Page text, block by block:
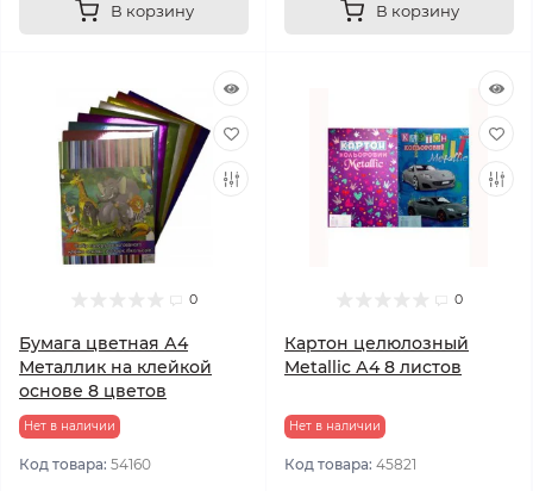
В корзину В корзину
0
Бумага цветная А4
Металлик на клейкой
основе 8 цветов
Нет в наличии
Код товара: 54160
0
Картон целюлозный
Metallic А4 8 листов
Нет в наличии
Код товара: 45821